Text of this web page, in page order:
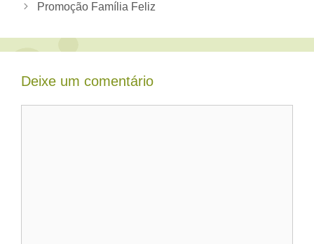
Promoção Família Feliz
Deixe um comentário